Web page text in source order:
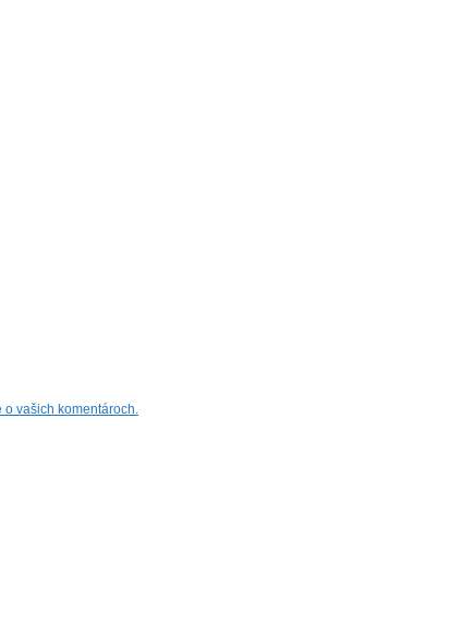
o vašich komentároch.